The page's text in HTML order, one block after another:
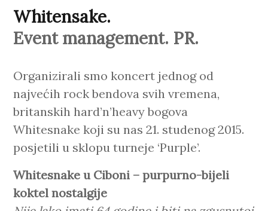
Whitensake.
Event management. PR.
Organizirali smo koncert jednog od
najvećih rock bendova svih vremena,
britanskih hard’n’heavy bogova
Whitesnake koji su nas 21. studenog 2015.
posjetili u sklopu turneje ‘Purple’.
Whitesnake u Ciboni – purpurno-bijeli
koktel nostalgije